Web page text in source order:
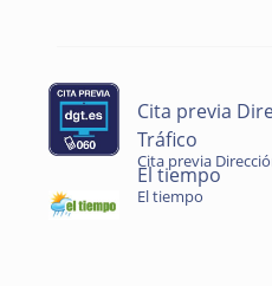
Cita previa
Tráfico
Cita previa
El tiempo
El tiempo